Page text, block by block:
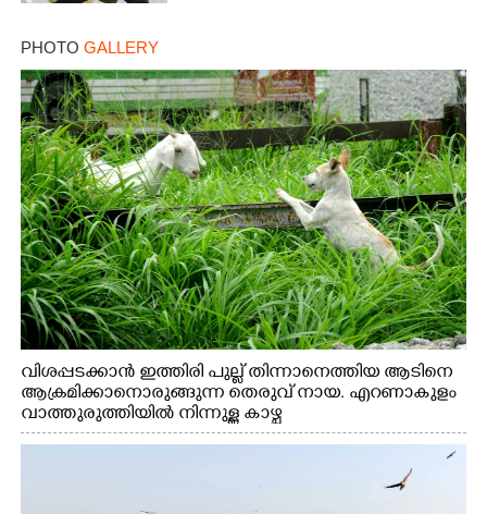
PHOTO GALLERY
വിശപ്പടക്കാൻ ഇത്തിരി പുല്ല് തിന്നാനെത്തിയ ആടിനെ
ആക്രമിക്കാനൊരുങ്ങുന്ന തെരുവ് നായ. എറണാകുളം
വാത്തുരുത്തിയിൽ നിന്നുള്ള കാഴ്ച